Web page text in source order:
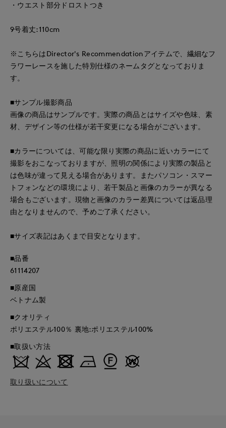
・ウエスト部分ドロストつき
9号着丈:110cm
※こちらはDirector's Recommendationアイテムで、繊細なフ
ラワーレースを施した特別仕様のネームタグとなっておりま
す。
■サンプル撮影商品
画像の商品はサンプルです。実際の商品とはサイズや色味、素
材、デザイン等の仕様が若干変更になる場合がございます。
■カラーについては、可能な限り実際の商品に近いカラーにて
撮影をおこなっておりますが、照明の関係により実際の製品と
は色味が違って見える場合があります。またパソコン・スマー
トフォンなどの環境により、若干製品と画像のカラーが異なる
場合もございます。現物と画像のカラー差異については返品理
由となりませんので、予めご了承ください。
■サイズ表記はあくまで目安となります。
■品番
61114207
■原産国
ベトナム製
■クオリティ
ポリエステル100％ 裏地:ポリエステル100%
■取扱い方法
取り扱いについて